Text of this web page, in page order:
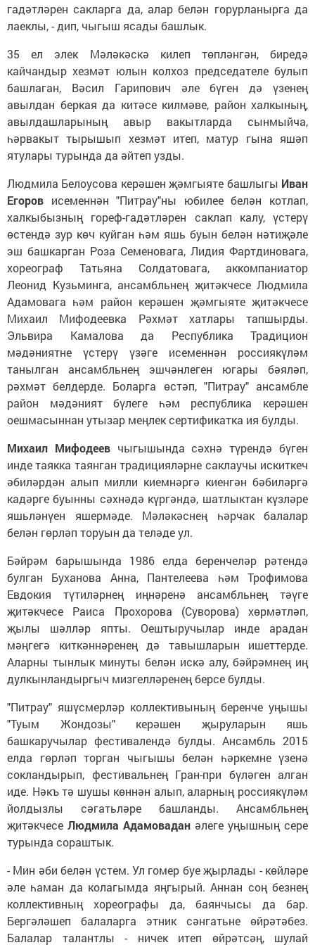
гадәтләрен сакларга да, алар белән горурланырга да
лаеклы, - дип, чыгыш ясады башлык.
35 ел элек Мәләкәскә килеп төпләнгән, биредә
кайчандыр хезмәт юлын колхоз председателе булып
башлаган, Вәсил Гарипович әле бүген дә үзенең
авылдан беркая да китәсе килмәве, район халкының,
авылдашларының авыр вакытларда сынмыйча,
һәрвакыт тырышып хезмәт итеп, матур гына яшәп
ятулары турында да әйтеп узды.
Людмила Белоусова керәшен җәмгыяте башлыгы Иван
Егоров исеменнән "Питрау"ны юбилее белән котлап,
халкыбызның гореф-гадәтләрен саклап калу, үстерү
өстендә зур көч куйган һәм яшь буын белән нәтиҗәле
эш башкарган Роза Семеновага, Лидия Фартдиновага,
хореограф Татьяна Солдатовага, аккомпаниатор
Леонид Кузьминга, ансамбльнең җитәкчесе Людмила
Адамовага һәм район керәшен җәмгыяте җитәкчесе
Михаил Мифодеевка Рәхмәт хатлары тапшырды.
Эльвира Камалова да Республика Традицион
мәдәниятне үстерү үзәге исеменнән россиякүләм
танылган ансамбльнең эшчәнлеген югары бәяләп,
рәхмәт белдерде. Боларга өстәп, "Питрау" ансамбле
район мәдәният бүлеге һәм республика керәшен
оешмасыннан утызар меңлек сертификатка ия булды.
Михаил Мифодеевчыгышында сәхнә түрендә бүген
инде таякка таянган традицияләрне саклаучы искиткеч
әбиләрдән алып милли киемнәргә киенгән бәбиләргә
кадәрге буынны сәхнәдә күргәндә, шатлыктан күзләре
яшьләнүен яшермәде. Мәләкәснең һәрчак балалар
белән гөрләп торуын да теләде ул.
Бәйрәм барышында 1986 елда беренчеләр рәтендә
булган Буханова Анна, Пантелеева һәм Трофимова
Евдокия түтиләрнең иңнәренә ансамбльнең тәүге
җитәкчесе Раиса Прохорова (Суворова) хөрмәтләп,
җылы шәлләр япты. Оештыручылар инде арадан
мәңгегә киткәннәренең дә тавышларын ишеттерде.
Аларны тынлык минуты белән искә алу, бәйрәмнең иң
дулкынландыргыч мизгелләренең берсе булды.
"Питрау" яшүсмерләр коллективының беренче уңышы
"Туым Жондозы" керәшен җыруларын яшь
башкаручылар фестивалендә булды. Ансамбль 2015
елда гөрләп торган чыгышы белән һәркемне үзенә
сокландырып, фестивальнең Гран-при бүләген алган
иде. Нәкъ тә шушы көннән алып, аларның россиякүләм
йолдызлы сәгатьләре башланды. Ансамбльнең
җитәкчесе Людмила Адамовадан әлеге уңышның сере
турында сораштык.
- Мин әби белән үстем. Ул гомер буе җырлады - көйләре
әле һаман да колагымда яңгырый. Аннан соң безнең
коллективның хореографы да, баянчысы да бар.
Бергәләшеп балаларга этник сәнгатьне өйрәтәбез.
Балалар талантлы - ничек итеп өйрәтсәң, шулай